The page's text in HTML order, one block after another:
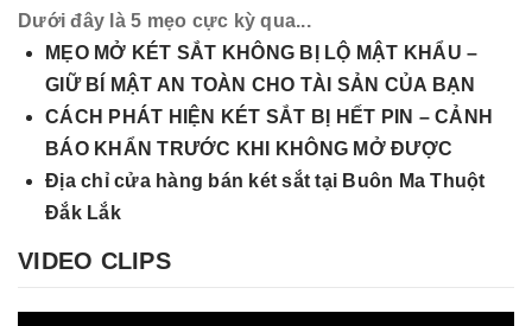
Dưới đây là 5 mẹo cực kỳ qua...
MẸO MỞ KÉT SẮT KHÔNG BỊ LỘ MẬT KHẨU –
GIỮ BÍ MẬT AN TOÀN CHO TÀI SẢN CỦA BẠN
CÁCH PHÁT HIỆN KÉT SẮT BỊ HẾT PIN – CẢNH
BÁO KHẨN TRƯỚC KHI KHÔNG MỞ ĐƯỢC
Địa chỉ cửa hàng bán két sắt tại Buôn Ma Thuột
Đắk Lắk
VIDEO CLIPS